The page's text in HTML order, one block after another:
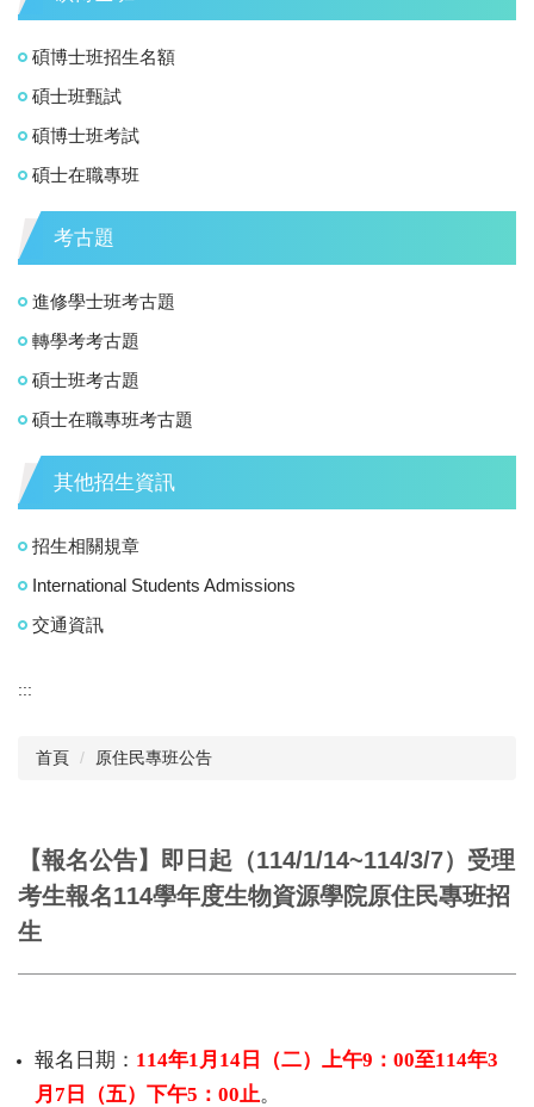
碩博士班招生名額
碩士班甄試
碩博士班考試
碩士在職專班
考古題
進修學士班考古題
轉學考考古題
碩士班考古題
碩士在職專班考古題
其他招生資訊
招生相關規章
International Students Admissions
交通資訊
:::
首頁 原住民專班公告
【報名公告】即日起（114/1/14~114/3/7）受理
考生報名114學年度生物資源學院原住民專班招
生
報名日期： 114年1 月 14 日（二）上午9 ： 00至114年3
月 7 日（五）下午5 ： 00 止。